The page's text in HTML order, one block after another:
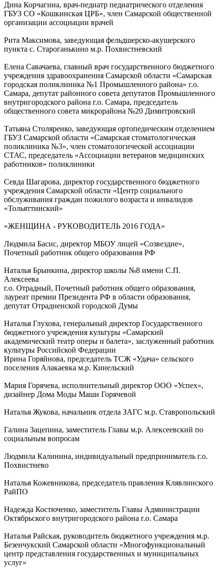
Дина Корчагина, врач-педиатр педиатрического отделения
ГБУЗ СО «Кошкинская ЦРБ», член Самарской общественной
организации ассоциации врачей
Рита Максимова, заведующая фельдшерско-акушерского
пункта с. Староганькино м.р. Похвистневский
Елена Савачаева, главный врач государственного бюджетного
учреждения здравоохранения Самарской области «Самарская
городская поликлиника №1 Промышленного района» г.о.
Самара, депутат районного совета депутатов Промышленного
внутригородского района г.о. Самара, председатель
общественного совета микрорайона №20 Димитровский
Татьяна Столяренко, заведующая ортопедическим отделением
ГБУЗ Самарской области «Самарская стоматологическая
поликлиника №3», член стоматологической ассоциации
СТАС, председатель «Ассоциации ветеранов медицинских
работников» поликлиники
Севда Шагарова, директор государственного бюджетного
учреждения Самарской области «Центр социального
обслуживания граждан пожилого возраста и инвалидов
«Тольяттинский»
«ЖЕНЩИНА - РУКОВОДИТЕЛЬ 2016 ГОДА»
Людмила Басис, директор МБОУ лицей «Созвездие»,
Почетный работник общего образования РФ
Наталья Брынкина, директор школы №8 имени С.П.
Алексеева
г.о. Отрадный, Почетный работник общего образования,
лауреат премии Президента РФ в области образования,
депутат Отрадненской городской Думы
Наталья Глухова, генеральный директор Государственного
бюджетного учреждения культуры «Самарский
академический театр оперы и балета», заслуженный работник
культуры Российской Федерации
Ирина Горяйнова, председатель ТСЖ «Удача» сельского
поселения Алакаевка м.р. Кинельский
Мария Горячева, исполнительный директор ООО «Успех»,
дизайнер Дома Моды Маши Горячевой
Наталья Жукова, начальник отдела ЗАГС м.р. Ставропольский
Галина Зацепина, заместитель Главы м.р. Алексеевский по
социальным вопросам
Людмила Калинина, индивидуальный предприниматель г.о.
Похвистнево
Наталья Кожевникова, председатель правления Клявлинского
РайПО
Надежда Костюченко, заместитель Главы Администрации
Октябрьского внутригородского района г.о. Самара
Наталья Райская, руководитель бюджетного учреждения м.р.
Безенчукский Самарской области «Многофункциональный
центр представления государственных и муниципальных
услуг»